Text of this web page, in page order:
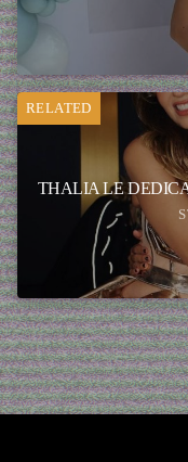
RELATED
THALIA LE